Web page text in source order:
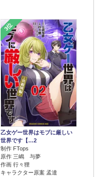
3位
乙女ゲー世界はモブに厳しい
世界です【…2
制作 FTops
原作 三嶋 与夢
作画 行々狸
キャラクター原案 孟達